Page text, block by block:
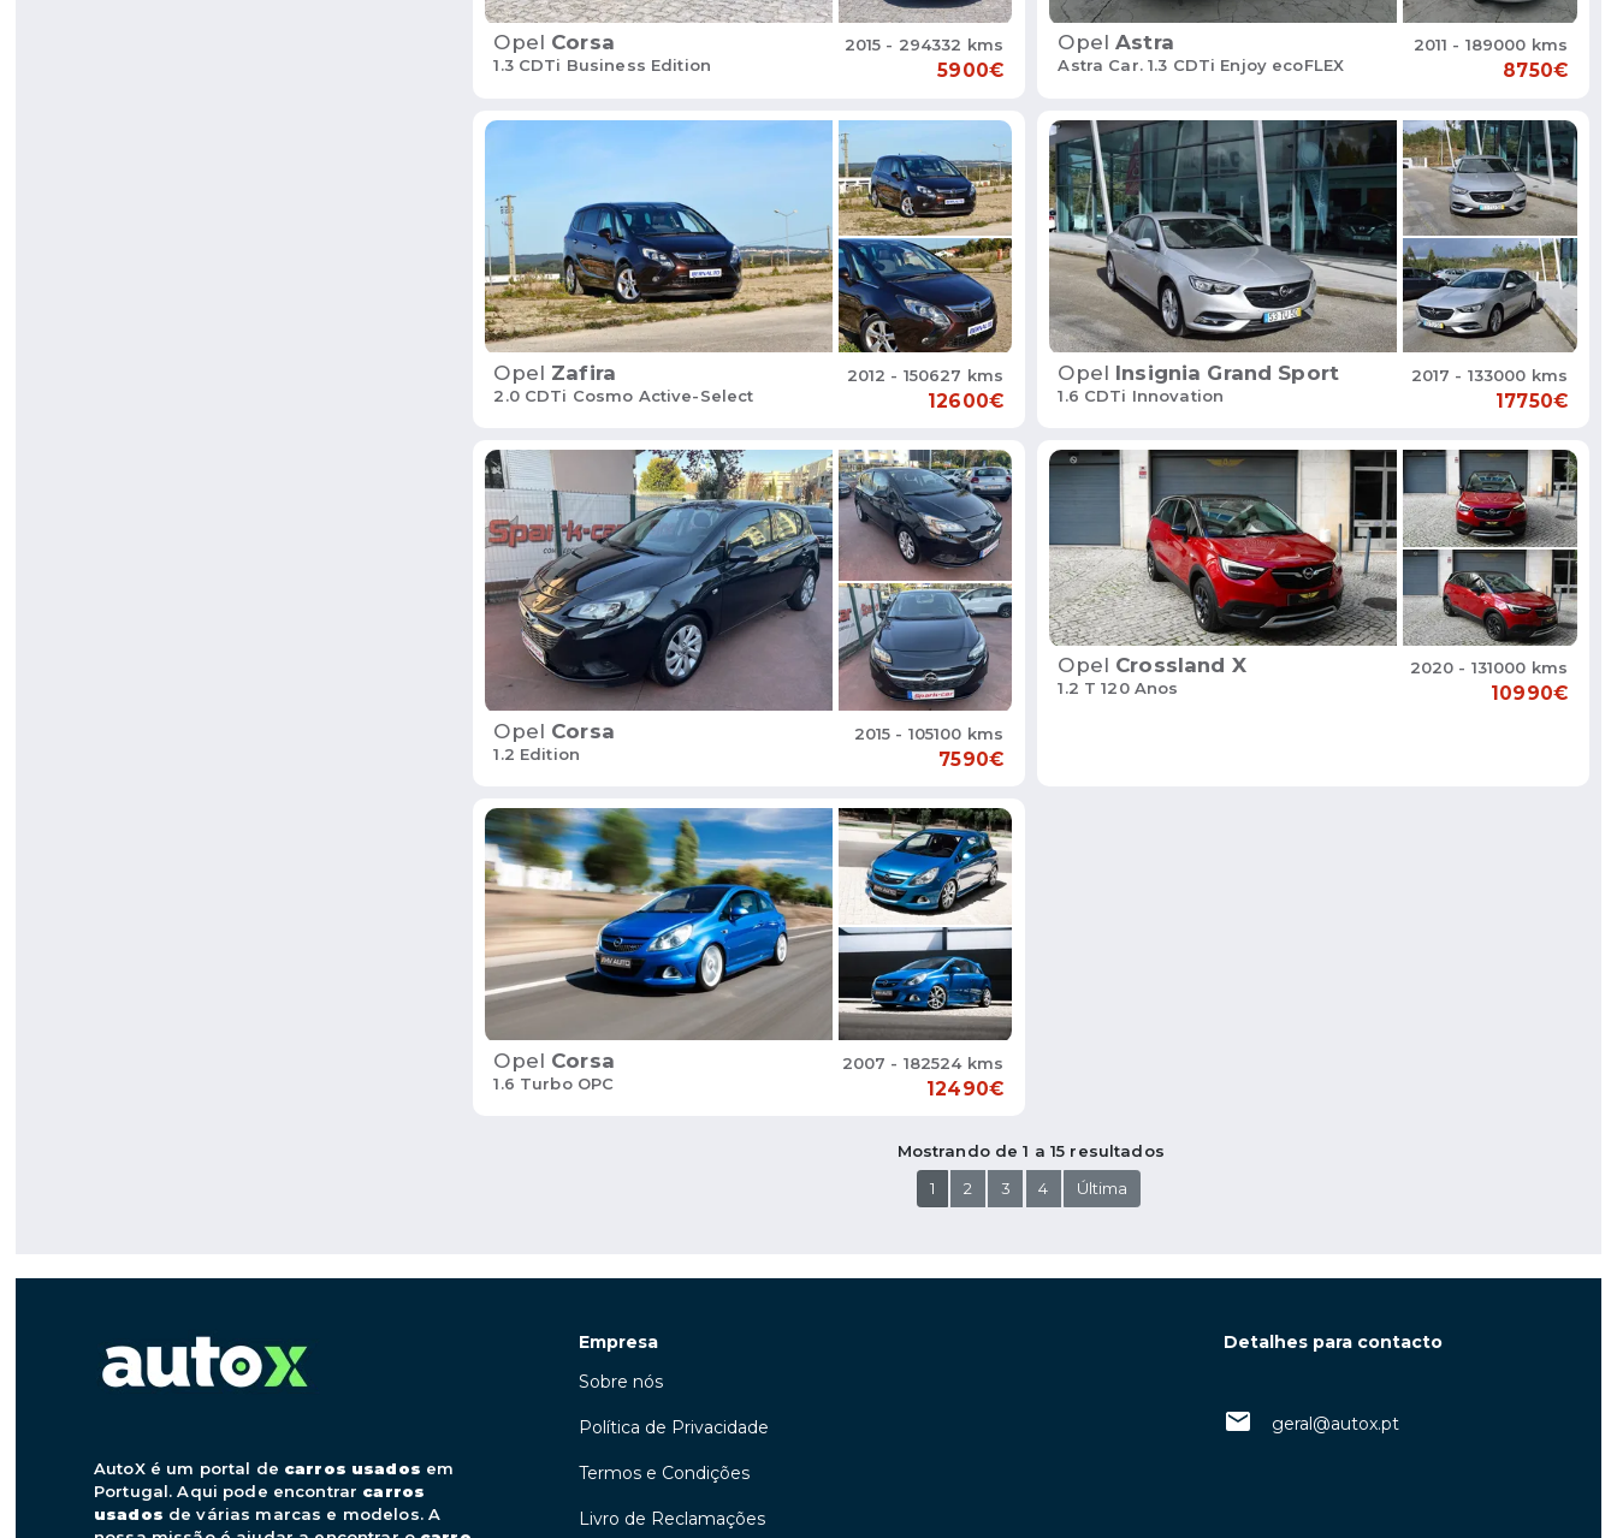
Opel Corsa
1.3 CDTi Business Edition
2015 - 294332 kms
5900€
Opel Astra
Astra Car. 1.3 CDTi Enjoy ecoFLEX
2011 - 189000 kms
8750€
Opel Zafira
2.0 CDTi Cosmo Active-Select
2012 - 150627 kms
12600€
Opel Insignia Grand Sport
1.6 CDTi Innovation
2017 - 133000 kms
17750€
Opel Corsa
1.2 Edition
2015 - 105100 kms
7590€
Opel Crossland X
1.2 T 120 Anos
2020 - 131000 kms
10990€
Opel Corsa
1.6 Turbo OPC
2007 - 182524 kms
12490€
Mostrando de 1 a 15 resultados
1
2 3 4 Última
AutoX é um portal de carros usados em
Portugal. Aqui pode encontrar carros
usados de várias marcas e modelos. A
Empresa
Sobre nós
Política de Privacidade
Termos e Condições
Livro de Reclamações
Detalhes para contacto
geral@autox.pt